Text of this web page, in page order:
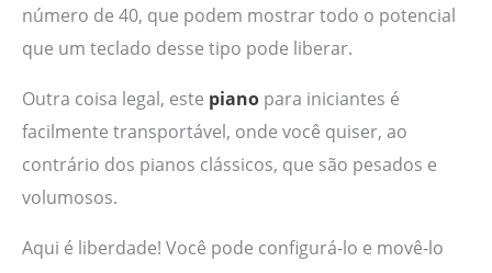
número de 40, que podem mostrar todo o potencial
que um teclado desse tipo pode liberar.
Outra coisa legal, este piano para iniciantes é
facilmente transportável, onde você quiser, ao
contrário dos pianos clássicos, que são pesados ​​e
volumosos.
Aqui é liberdade! Você pode configurá-lo e movê-lo